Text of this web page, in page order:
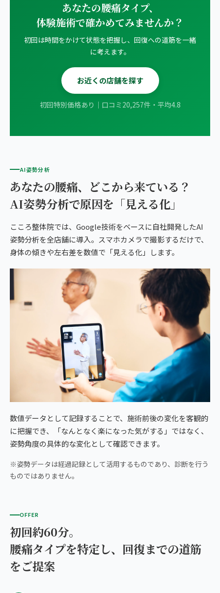
あなたの腰痛タイプ、
体験施術で確かめてみませんか？
初回は時間をかけて状態を把握し、回復への道筋を一緒
に考えます。
お近くの店舗を探す
初回特別価格あり｜口コミ20,257件・平均4.8
AI姿勢分析
あなたの腰痛、どこから来ている？
AI姿勢分析で原因を「見える化」
こころ整体院では、Google技術をベースに自社開発したAI
姿勢分析を全店舗に導入。スマホカメラで撮影するだけで、
身体の傾きや左右差を数値で「見える化」します。
数値データとして記録することで、施術前後の変化を客観的
に把握でき、「なんとなく楽になった気がする」ではなく、
姿勢角度の具体的な変化として確認できます。
※姿勢データは経過記録として活用するものであり、診断を行う
ものではありません。
OFFER
初回約60分。
腰痛タイプを特定し、回復までの道筋
をご提案